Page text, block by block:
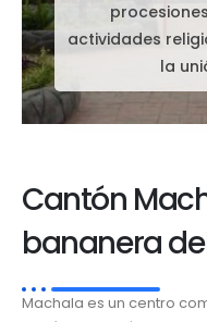
actividades
la
Cantón
bananera
Machala es un centro